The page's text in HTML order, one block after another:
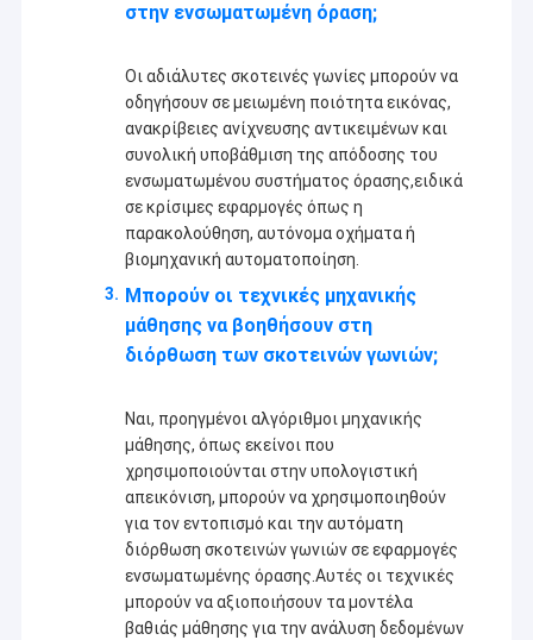
8MP ενότητα καμερών
13MP ενότητα καμερών
Οθόνη Μονούλης Καμερας
Ενότητα καμερών σμέουρων pi
στην ενσωματωμένη όραση;
Οι αδιάλυτες σκοτεινές γωνίες μπορούν να
οδηγήσουν σε μειωμένη ποιότητα εικόνας,
ανακρίβειες ανίχνευσης αντικειμένων και
συνολική υποβάθμιση της απόδοσης του
ενσωματωμένου συστήματος όρασης,ειδικά
σε κρίσιμες εφαρμογές όπως η
παρακολούθηση, αυτόνομα οχήματα ή
βιομηχανική αυτοματοποίηση.
Μπορούν οι τεχνικές μηχανικής
μάθησης να βοηθήσουν στη
διόρθωση των σκοτεινών γωνιών;
Ναι, προηγμένοι αλγόριθμοι μηχανικής
μάθησης, όπως εκείνοι που
χρησιμοποιούνται στην υπολογιστική
απεικόνιση, μπορούν να χρησιμοποιηθούν
για τον εντοπισμό και την αυτόματη
διόρθωση σκοτεινών γωνιών σε εφαρμογές
ενσωματωμένης όρασης.Αυτές οι τεχνικές
μπορούν να αξιοποιήσουν τα μοντέλα
βαθιάς μάθησης για την ανάλυση δεδομένων